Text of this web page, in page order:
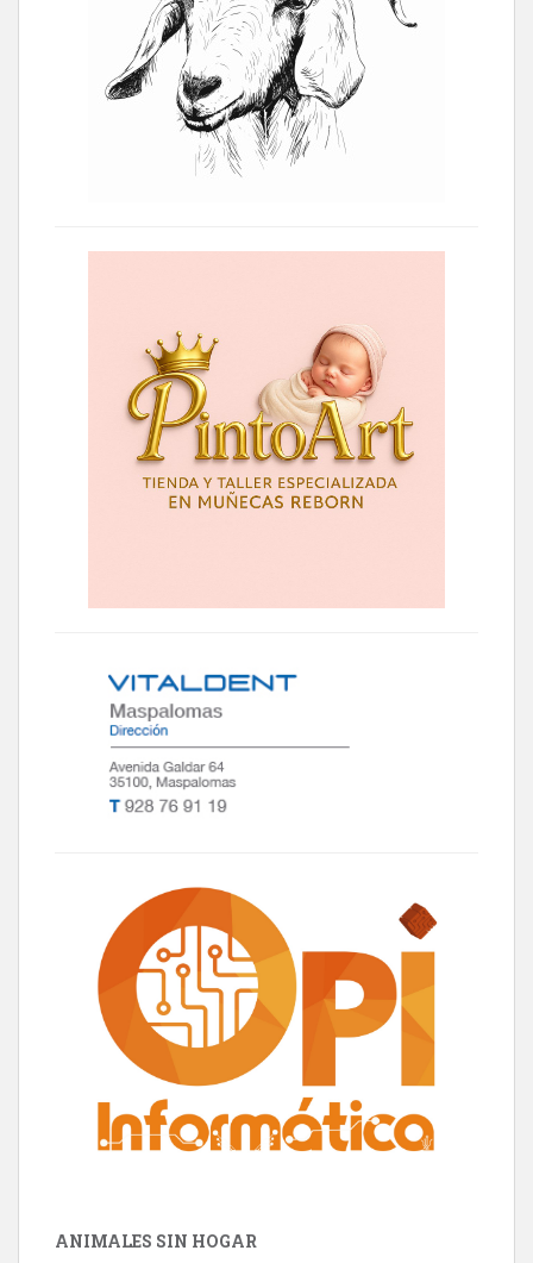
ANIMALES SIN HOGAR